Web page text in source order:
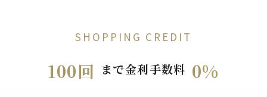
SHOPPING CREDIT
100回 まで金利手数料 0%